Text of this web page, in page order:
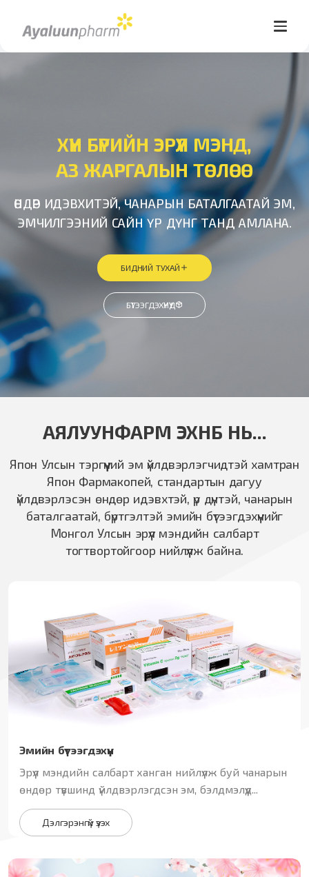
ХҮН БҮРИЙН ЭРҮҮЛ МЭНД,
АЗ ЖАРГАЛЫН ТӨЛӨӨ
ӨНДӨР ИДЭВХИТЭЙ, ЧАНАРЫН БАТАЛГААТАЙ ЭМ,
ЭМЧИЛГЭЭНИЙ САЙН ҮР ДҮНГ ТАНД АМЛАНА.
БИДНИЙ ТУХАЙ
БҮТЭЭГДЭХҮҮНҮҮД
АЯЛУУНФАРМ ЭХНБ НЬ...
Япон Улсын тэргүүний эм үйлдвэрлэгчидтэй хамтран
Япон Фармакопей, стандартын дагуу
үйлдвэрлэсэн өндөр идэвхтэй, үр дүнтэй, чанарын
баталгаатай, бүртгэлтэй эмийн бүтээгдэхүүнийг
Монгол Улсын эрүүл мэндийн салбарт
тогтвортойгоор нийлүүлж байна.
Эмийн бүтээгдэхүүн
Эрүүл мэндийн салбарт ханган нийлүүлж буй чанарын
өндөр түвшинд үйлдвэрлэгдсэн эм, бэлдмэлүүд...
Дэлгэрэнгүй үзэх